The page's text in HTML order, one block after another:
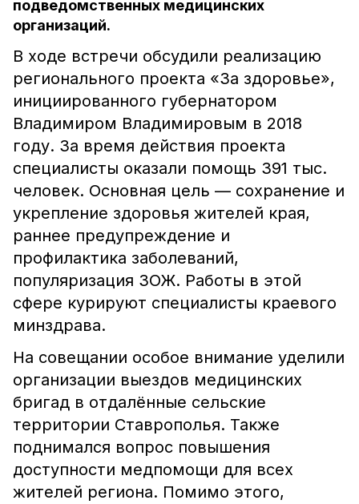
подведомственных медицинских
организаций.
В ходе встречи обсудили реализацию
регионального проекта «За здоровье»,
инициированного губернатором
Владимиром Владимировым в 2018
году. За время действия проекта
специалисты оказали помощь 391 тыс.
человек. Основная цель — сохранение и
укрепление здоровья жителей края,
раннее предупреждение и
профилактика заболеваний,
популяризация ЗОЖ. Работы в этой
сфере курируют специалисты краевого
минздрава.
На совещании особое внимание уделили
организации выездов медицинских
бригад в отдалённые сельские
территории Ставрополья. Также
поднимался вопрос повышения
доступности медпомощи для всех
жителей региона. Помимо этого,